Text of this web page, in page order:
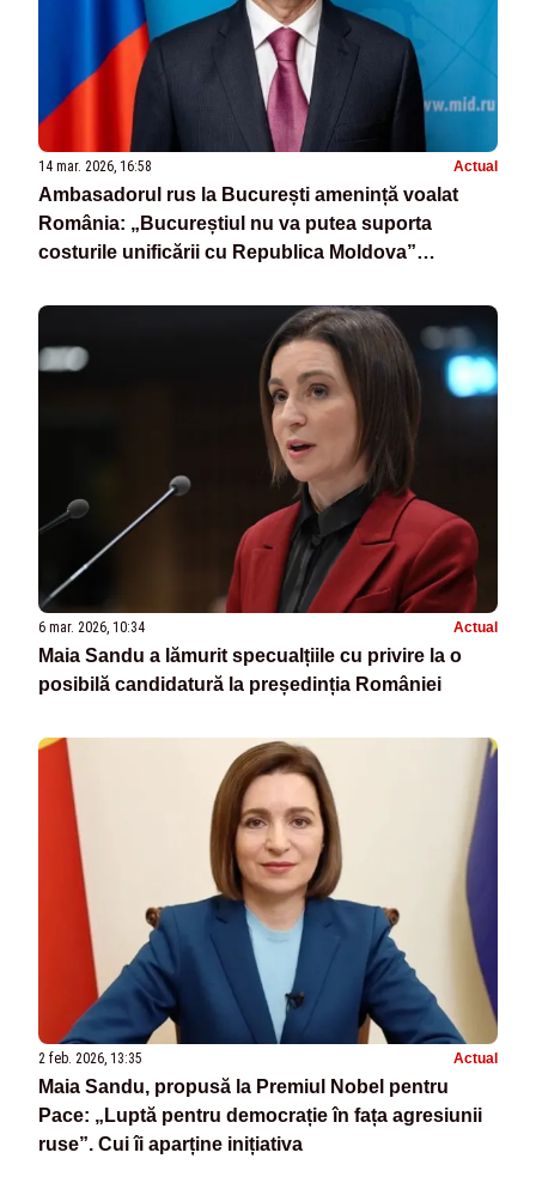
14 mar. 2026, 16:58 Actual
Ambasadorul rus la București amenință voalat
România: „Bucureștiul nu va putea suporta
costurile unificării cu Republica Moldova”
6 mar. 2026, 10:34 Actual
Maia Sandu a lămurit specualțiile cu privire la o
posibilă candidatură la președinția României
2 feb. 2026, 13:35 Actual
Maia Sandu, propusă la Premiul Nobel pentru
Pace: „Luptă pentru democrație în fața agresiunii
ruse”. Cui îi aparține inițiativa